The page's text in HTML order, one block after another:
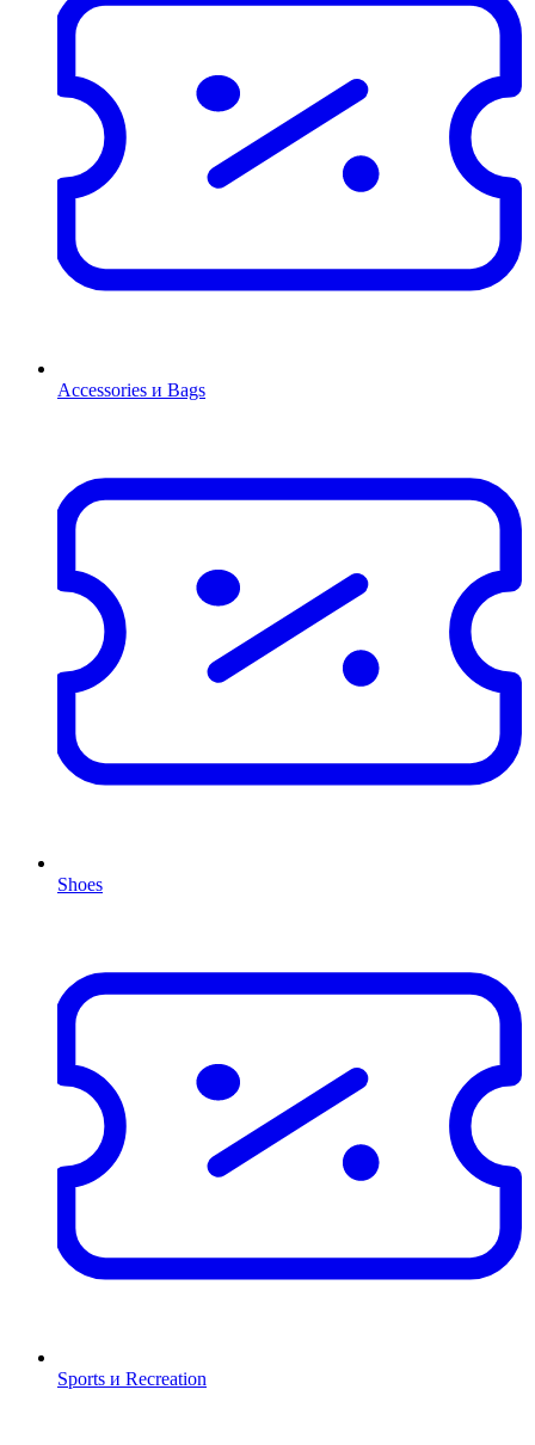
Accessories и Bags
Shoes
Sports и Recreation